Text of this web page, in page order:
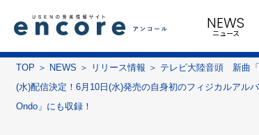
NEWS
ニュース
TOP NEWS リリース情報
テレビ大陸音頭 新曲
(水)配信決定！6月10日(水)発売の自身初のフィジカルアル
Ondo」にも収録！